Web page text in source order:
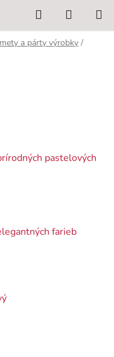
Hľadať
KOŠÍK
a párty výrobky /
pastelových
farieb